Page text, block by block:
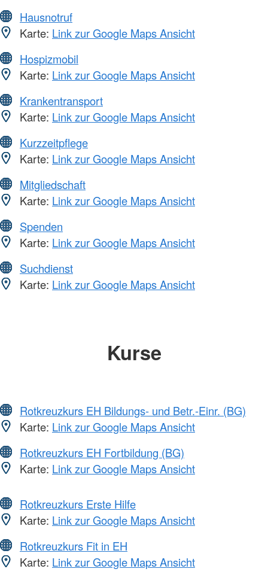
Hausnotruf
Karte: Link zur Google Maps Ansicht
Hospizmobil
Karte: Link zur Google Maps Ansicht
Krankentransport
Karte: Link zur Google Maps Ansicht
Kurzzeitpflege
Karte: Link zur Google Maps Ansicht
Mitgliedschaft
Karte: Link zur Google Maps Ansicht
Spenden
Karte: Link zur Google Maps Ansicht
Suchdienst
Karte: Link zur Google Maps Ansicht
Kurse
Rotkreuzkurs EH Bildungs- und Betr.-Einr. (BG)
Karte: Link zur Google Maps Ansicht
Rotkreuzkurs EH Fortbildung (BG)
Karte: Link zur Google Maps Ansicht
Rotkreuzkurs Erste Hilfe
Karte: Link zur Google Maps Ansicht
Rotkreuzkurs Fit in EH
Karte: Link zur Google Maps Ansicht